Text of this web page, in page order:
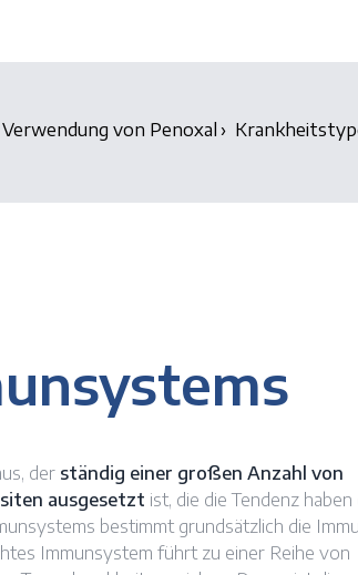
Verwendung von Penoxal
der ständig einer großen Anzahl von
ausgesetzt ist, die die Tendenz haben
bestimmt grundsätzlich die
Immunsystem führt zu einer Reihe von